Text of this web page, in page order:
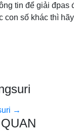
tin để giải đpas
con số khác thì
→